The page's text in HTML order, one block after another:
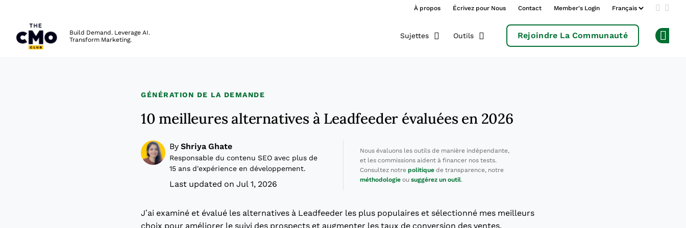
À propos Écrivez pour Nous Contact Member's Login Add us
Build Demand. Leverage AI.
Transform Marketing.
Sujettes Outils Rejoindre La Communauté
GÉNÉRATION DE LA DEMANDE
10 meilleures alternatives à Leadfeeder évaluées en 2026
By Shriya Ghate
Responsable du contenu SEO avec plus de
15 ans d'expérience en développement.
Last updated on Jul 1, 2026
Nous évaluons les outils de manière indépendante,
et les commissions aident à financer nos tests.
Consultez notre politiquede transparence, notre
méthodologieou suggérez un outil.
J’ai examiné et évalué les alternatives à Leadfeeder les plus populaires et sélectionné mes meilleurs
choix pour améliorer le suivi des prospects et augmenter les taux de conversion des ventes.